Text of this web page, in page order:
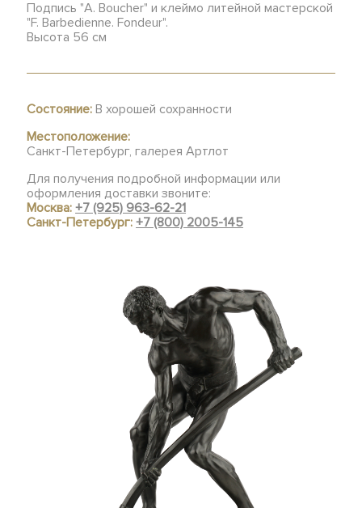
Подпись "A. Boucher" и клеймо литейной мастерской
"F. Barbedienne. Fondeur".
Высота 56 см
Состояние: В хорошей сохранности
Местоположение:
Санкт-Петербург, галерея Артлот
Для получения подробной информации или
оформления доставки звоните:
Москва:+7 (925) 963-62-21
Санкт-Петербург:+7 (800) 2005-145